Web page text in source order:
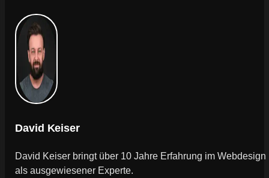
David Keiser
David Keiser bringt über 10 Jahre Erfahrung im
als ausgewiesener Experte.